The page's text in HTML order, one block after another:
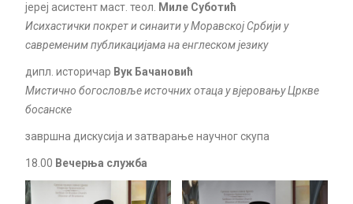
јереј асистент маст. теол.
Миле Суботић
Исихастички покрет и синаити у Моравској Србији у
савременим публикацијама на енглеском језику
дипл. историчар Вук Бачановић
Мистично богословље источних отаца у вјеровању Цркве
босанске
завршна дискусија и затварање научног скупа
18.00 Вечерња служба